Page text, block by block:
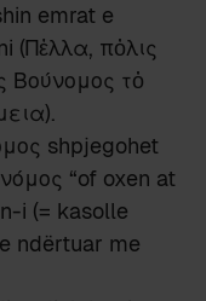
emrat e
(Πἐλλα, πὀλις
Βούνομος τὀ
shpjegohet
“of oxen at
i (= kasolle
ndërtuar me